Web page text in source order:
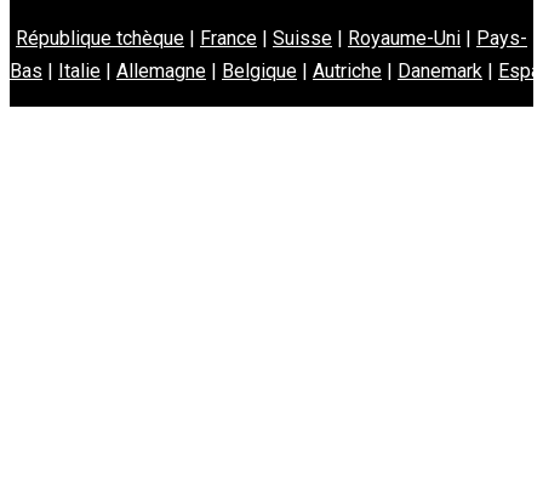
République tchèque | France | Suisse | Royaume-Uni | Pays-
Bas | Italie | Allemagne | Belgique | Autriche | Danemark |